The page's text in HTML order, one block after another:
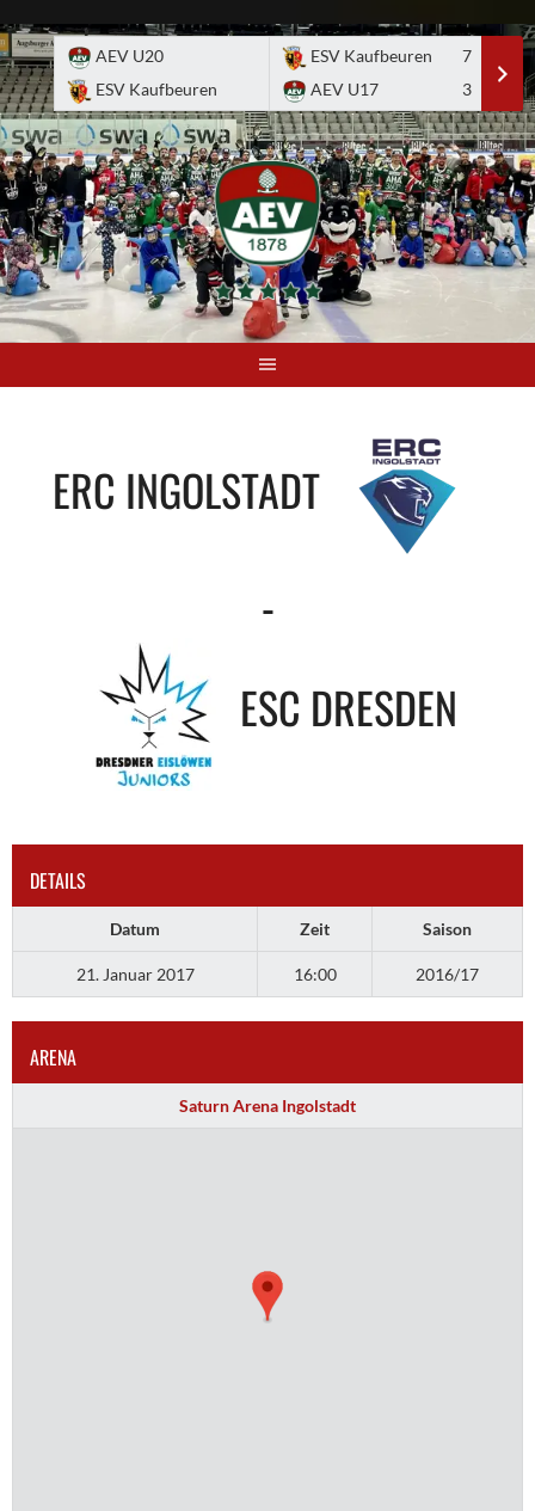
to
content
AEV U20
ESV Kaufbeuren
ESV Kaufbeuren
7
AEV U17
3
ERC INGOLSTADT
-
ESC DRESDEN
DETAILS
Datum Zeit Saison
21. Januar 2017 16:00 2016/17
ARENA
Saturn Arena Ingolstadt